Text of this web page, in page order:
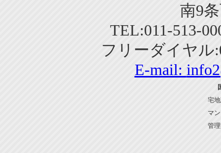
南9
TEL:011-513-
フリーダイヤル
E-mail:
宅
マ
管